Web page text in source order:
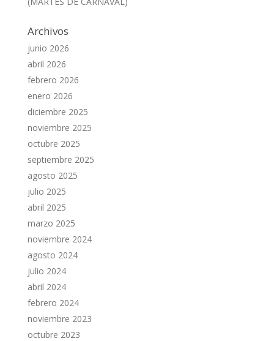
Archivos
junio 2026
abril 2026
febrero 2026
enero 2026
diciembre 2025
noviembre 2025
octubre 2025
septiembre 2025
agosto 2025
julio 2025
abril 2025
marzo 2025
noviembre 2024
agosto 2024
julio 2024
abril 2024
febrero 2024
noviembre 2023
octubre 2023